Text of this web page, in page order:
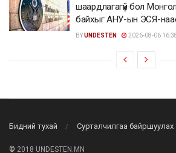
шаардлагагүй бол
байхыг АНУ-ын ЭСЯ-
BYUNDESTEN 2026-08-06
Бидний тухай Сурталчилгаа байршуулах
© 2018 UNDESTEN.MN